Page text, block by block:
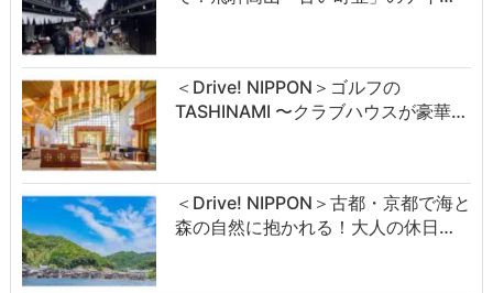
＜Drive! NIPPON＞ゴルフの
TASHINAMI 〜クラブハウスが豪華…
＜Drive! NIPPON＞古都・京都で海と
森の自然に抱かれる！大人の休日…